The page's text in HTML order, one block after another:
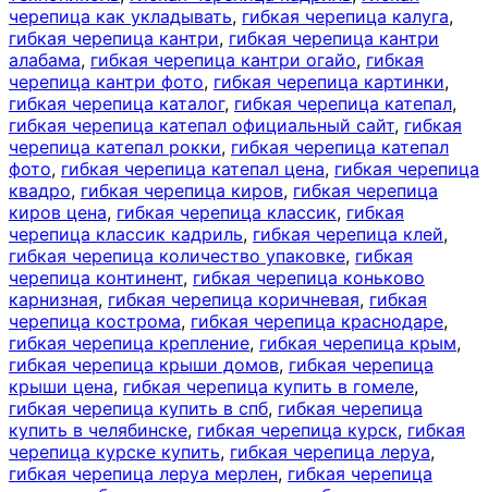
черепица как укладывать, гибкая черепица калуга,
гибкая черепица кантри, гибкая черепица кантри
алабама, гибкая черепица кантри огайо, гибкая
черепица кантри фото, гибкая черепица картинки,
гибкая черепица каталог, гибкая черепица катепал,
гибкая черепица катепал официальный сайт, гибкая
черепица катепал рокки, гибкая черепица катепал
фото, гибкая черепица катепал цена, гибкая черепица
квадро, гибкая черепица киров, гибкая черепица
киров цена, гибкая черепица классик, гибкая
черепица классик кадриль, гибкая черепица клей,
гибкая черепица количество упаковке, гибкая
черепица континент, гибкая черепица коньково
карнизная, гибкая черепица коричневая, гибкая
черепица кострома, гибкая черепица краснодаре,
гибкая черепица крепление, гибкая черепица крым,
гибкая черепица крыши домов, гибкая черепица
крыши цена, гибкая черепица купить в гомеле,
гибкая черепица купить в спб, гибкая черепица
купить в челябинске, гибкая черепица курск, гибкая
черепица курске купить, гибкая черепица леруа,
гибкая черепица леруа мерлен, гибкая черепица